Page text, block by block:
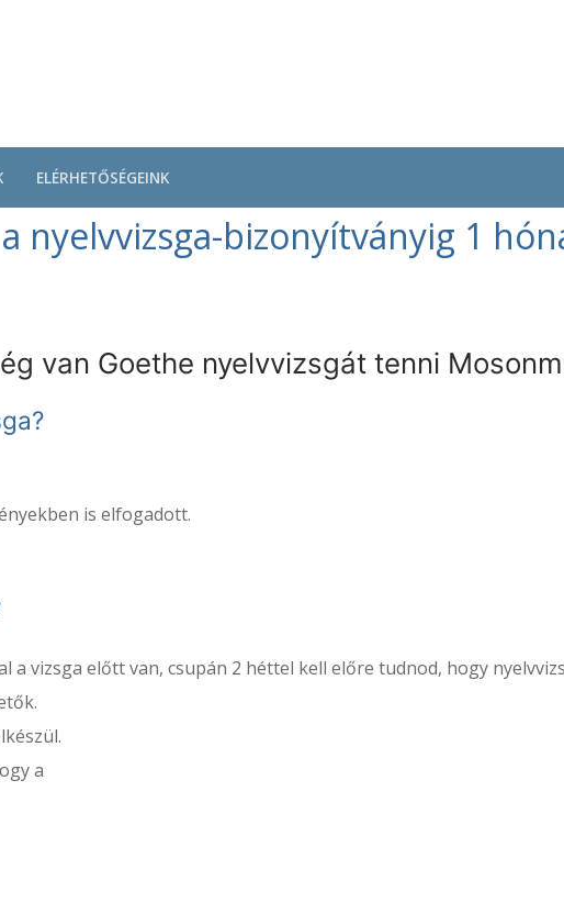
ELÉRHETŐSÉGEINK
nyelvvizsga-bizonyítványig 1
van Goethe nyelvvizsgát tenni
is elfogadott.
a vizsga előtt van, csupán 2 héttel kell előre tudnod, hogy
a